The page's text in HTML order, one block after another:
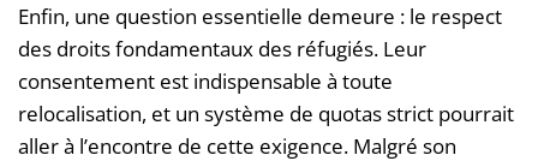
Enfin, une question essentielle demeure : le respect
des droits fondamentaux des réfugiés. Leur
consentement est indispensable à toute
relocalisation, et un système de quotas strict pourrait
aller à l’encontre de cette exigence. Malgré son